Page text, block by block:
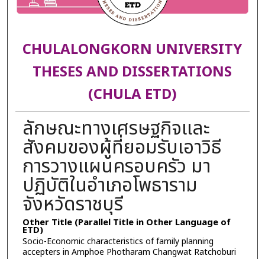
CHULALONGKORN UNIVERSITY
THESES AND DISSERTATIONS
(CHULA ETD)
ลักษณะทางเศรษฐกิจและ
สังคมของผู้ที่ยอมรับเอาวิธี
การวางแผนครอบครัว มา
ปฏิบัติในอำเภอโพธาราม
จังหวัดราชบุรี
Other Title (Parallel Title in Other Language of
ETD)
Socio-Economic characteristics of family planning
accepters in Amphoe Photharam Changwat Ratchoburi